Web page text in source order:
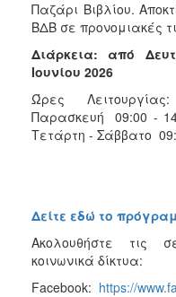
Παζάρι Βιβλίου.
ΒΔΒ σε προνομιακές
Διάρκεια: από
Ιουνίου 2026
Ώρες
Παρασκευή 09:00 -
Τετάρτη - Σάββατο
Δείτε εδώ το
Ακολουθήστε τις
κοινωνικά δίκτυα:
Facebook: https://